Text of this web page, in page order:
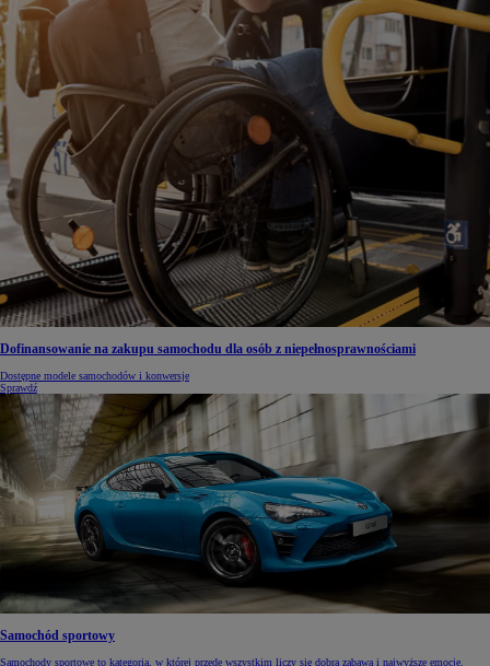
Dofinansowanie na zakupu samochodu dla osób z niepełnosprawnościami
Dostępne modele samochodów i konwersje
Sprawdź
Samochód sportowy
Samochody sportowe to kategoria, w której przede wszystkim liczy się dobra zabawa i najwyższe emocje.